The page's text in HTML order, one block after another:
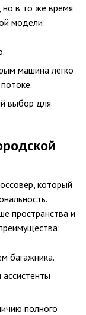
в то же время
модели:
машина легко
выбор для
который
пространства и
багажника.
полного